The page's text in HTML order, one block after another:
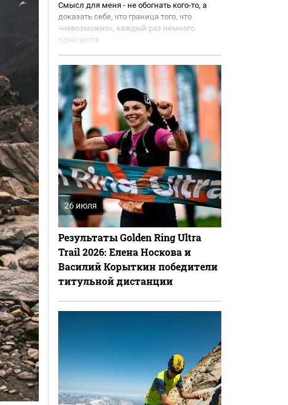
Смысл для меня - не обогнать кого-то, а
доказать себе, что граница того, что
«невозможно», каждый раз немного
сдвигается.
26 июля
Результаты Golden Ring Ultra
Trail 2026: Елена Носкова и
Василий Корыткин победители
титульной дистанции